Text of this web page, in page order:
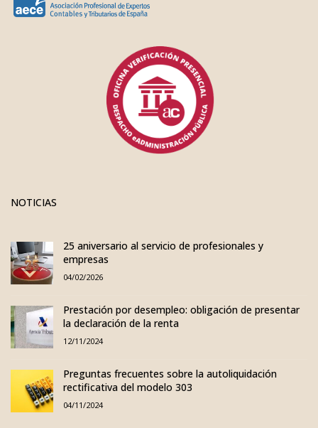
NOTICIAS
25 aniversario al servicio de profesionales y
empresas
04/02/2026
Prestación por desempleo: obligación de presentar
la declaración de la renta
12/11/2024
Preguntas frecuentes sobre la autoliquidación
rectificativa del modelo 303
04/11/2024